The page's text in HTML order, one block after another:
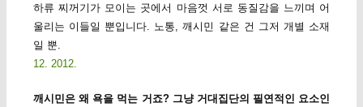
하류 찌꺼기가 모이는 곳에서 마음껏 서로 동질감을 느끼며 어
울리는 이들일 뿐입니다. 노통, 깨시민 같은 건 그저 개별 소재
일 뿐.
12. 2012.
깨시민은 왜 욕을 먹는 거죠? 그냥 거대집단의 필연적인 요소인